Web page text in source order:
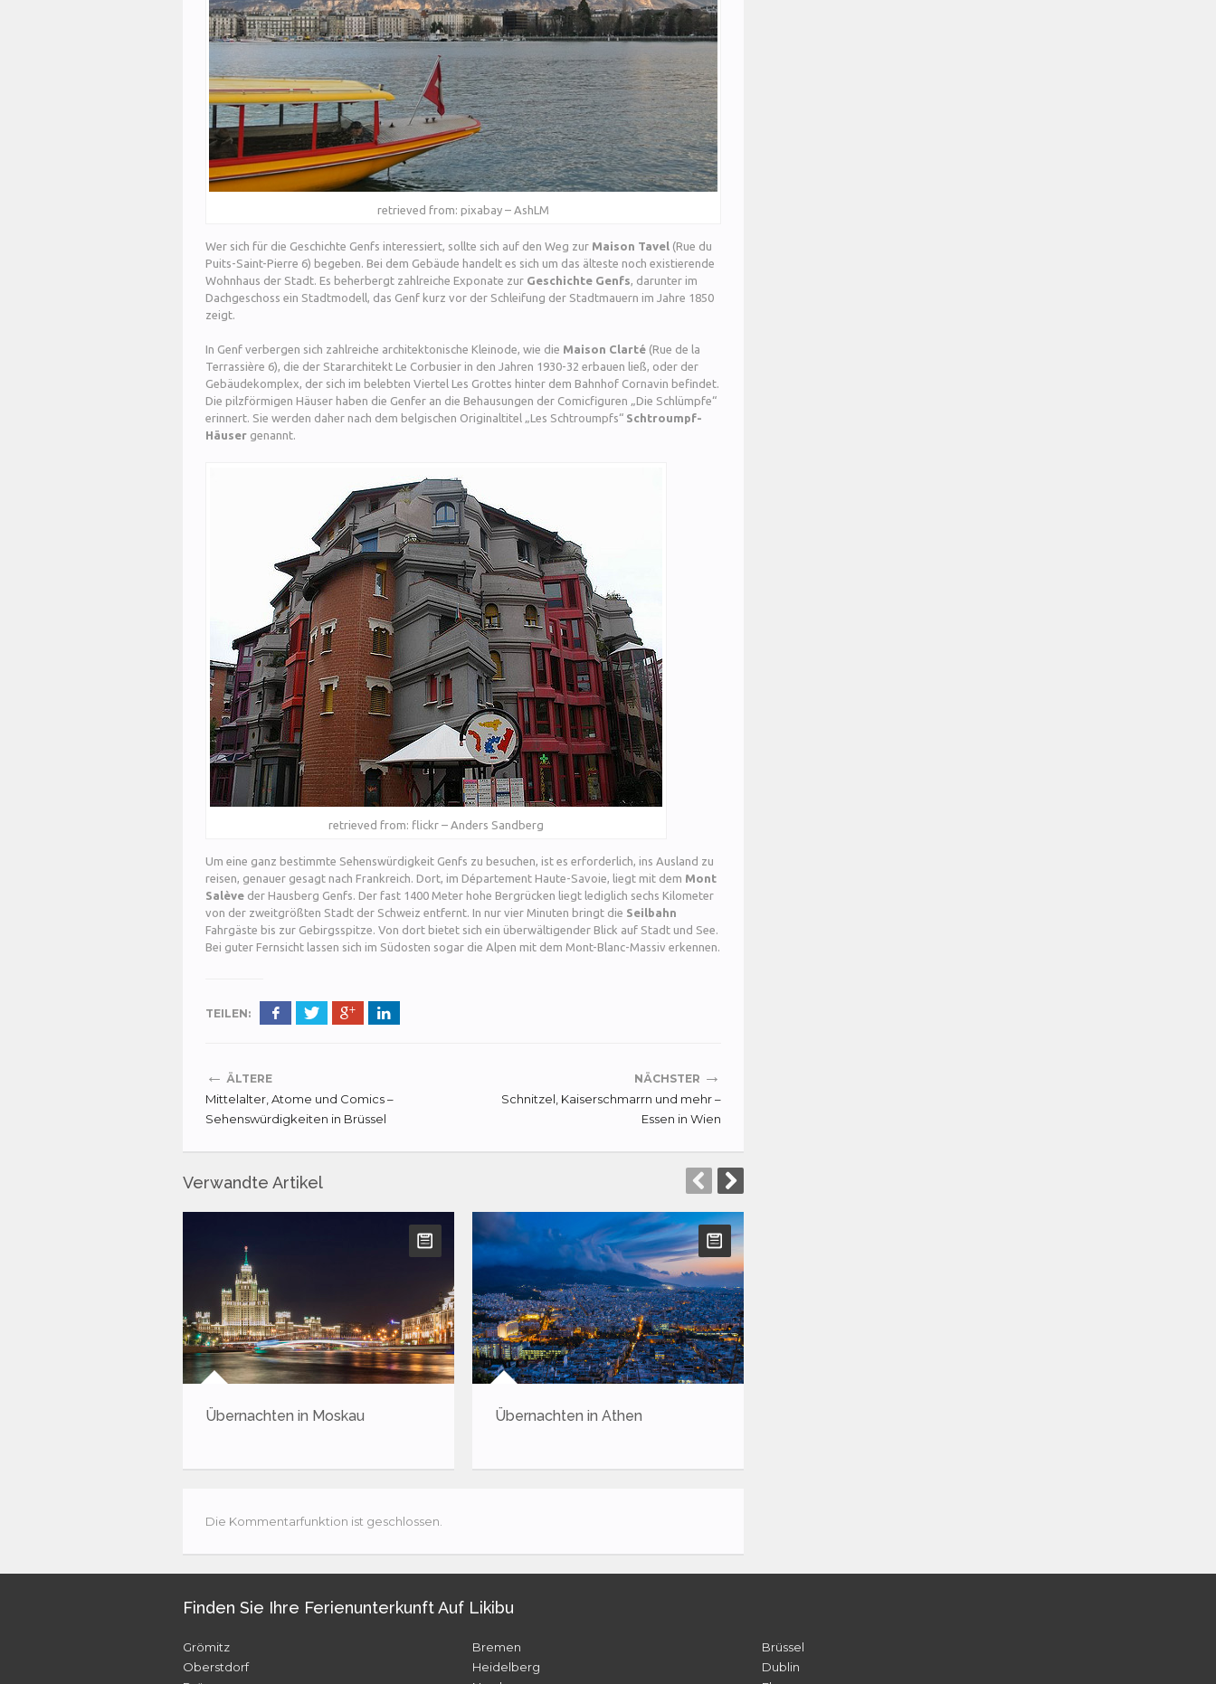
retrieved from: pixabay – AshLM
Wer sich für die Geschichte Genfs interessiert, sollte sich auf den Weg zur Maison Tavel (Rue du
Puits-Saint-Pierre 6) begeben. Bei dem Gebäude handelt es sich um das älteste noch existierende
Wohnhaus der Stadt. Es beherbergt zahlreiche Exponate zur Geschichte Genfs , darunter im
Dachgeschoss ein Stadtmodell, das Genf kurz vor der Schleifung der Stadtmauern im Jahre 1850
zeigt.
In Genf verbergen sich zahlreiche architektonische Kleinode, wie die Maison Clarté (Rue de la
Terrassière 6), die der Stararchitekt Le Corbusier in den Jahren 1930-32 erbauen ließ, oder der
Gebäudekomplex, der sich im belebten Viertel Les Grottes hinter dem Bahnhof Cornavin befindet.
Die pilzförmigen Häuser haben die Genfer an die Behausungen der Comicfiguren „Die Schlümpfe“
erinnert. Sie werden daher nach dem belgischen Originaltitel „Les Schtroumpfs“ Schtroumpf-
Häuser genannt.
retrieved from: flickr – Anders Sandberg
Um eine ganz bestimmte Sehenswürdigkeit Genfs zu besuchen, ist es erforderlich, ins Ausland zu
reisen, genauer gesagt nach Frankreich. Dort, im Département Haute-Savoie, liegt mit dem Mont
Salève der Hausberg Genfs. Der fast 1400 Meter hohe Bergrücken liegt lediglich sechs Kilometer
von der zweitgrößten Stadt der Schweiz entfernt. In nur vier Minuten bringt die Seilbahn
Fahrgäste bis zur Gebirgsspitze. Von dort bietet sich ein überwältigender Blick auf Stadt und See.
Bei guter Fernsicht lassen sich im Südosten sogar die Alpen mit dem Mont-Blanc-Massiv erkennen.
TEILEN:
← ÄLTERE
Mittelalter, Atome und Comics –
Sehenswürdigkeiten in Brüssel
NÄCHSTER →
Schnitzel, Kaiserschmarrn und mehr –
Essen in Wien
Verwandte Artikel
Übernachten in Moskau Übernachten in Athen
Die Kommentarfunktion ist geschlossen.
Finden Sie Ihre Ferienunterkunft Auf Likibu
Grömitz
Oberstdorf
Bremen
Heidelberg
Brüssel
Dublin